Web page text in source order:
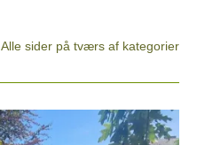
Alle sider på tværs af kategorier